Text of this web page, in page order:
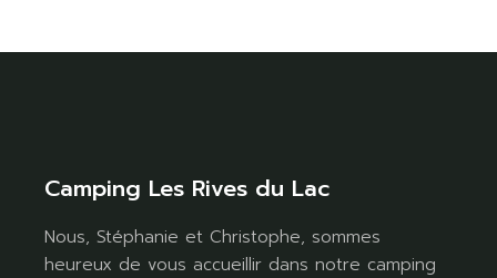
Camping Les Rives du Lac
Nous, Stéphanie et Christophe, sommes
heureux de vous accueillir dans notre camping